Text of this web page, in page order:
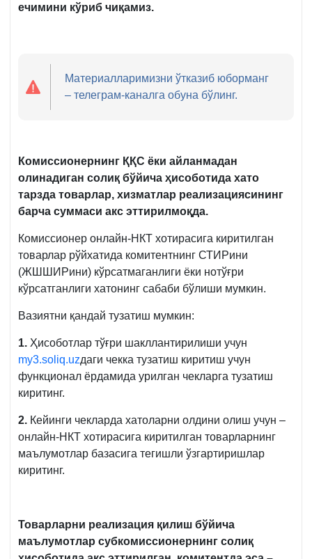
ечимини кўриб чиқамиз.
Материалларимизни ўтказиб юборманг
– телеграм-каналга обуна бўлинг.
Комиссионернинг ҚҚС ёки айланмадан
олинадиган солиқ бўйича ҳисоботида хато
тарзда товарлар, хизматлар реализациясининг
барча суммаси акс эттирилмоқда.
Комиссионер онлайн-НКТ хотирасига киритилган
товарлар рўйхатида комитентнинг СТИРини
(ЖШШИРини) кўрсатмаганлиги ёки нотўғри
кўрсатганлиги хатонинг сабаби бўлиши мумкин.
Вазиятни қандай тузатиш мумкин:
1. Ҳисоботлар тўғри шакллантирилиши учун
my3.soliq.uzдаги чекка тузатиш киритиш учун
функционал ёрдамида урилган чекларга тузатиш
киритинг.
2. Кейинги чекларда хатоларни олдини олиш учун –
онлайн-НКТ хотирасига киритилган товарларнинг
маълумотлар базасига тегишли ўзгартиришлар
киритинг.
Товарларни реализация қилиш бўйича
маълумотлар субкомиссионернинг солиқ